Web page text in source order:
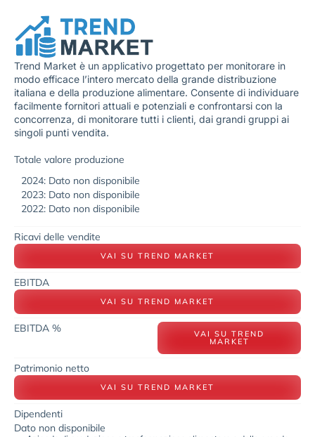
Trend Market è un applicativo progettato per monitorare in
modo efficace l’intero mercato della grande distribuzione
italiana e della produzione alimentare. Consente di individuare
facilmente fornitori attuali e potenziali e confrontarsi con la
concorrenza, di monitorare tutti i clienti, dai grandi gruppi ai
singoli punti vendita.
Totale valore produzione
2024: Dato non disponibile
2023: Dato non disponibile
2022: Dato non disponibile
Ricavi delle vendite
VAI SU TREND MARKET
EBITDA
VAI SU TREND MARKET
EBITDA % VAI SU TREND
MARKET
Patrimonio netto
VAI SU TREND MARKET
Dipendenti
Dato non disponibile